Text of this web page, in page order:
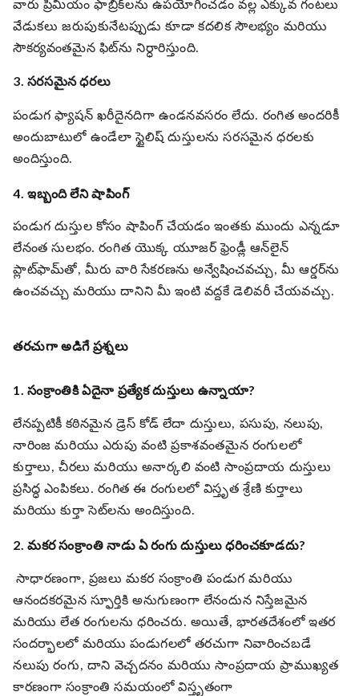
వారు ప్రీమియం ఫాబ్రిక్‌లను ఉపయోగించడం వల్ల ఎక్కువ గంటలు
వేడుకలు జరుపుకునేటప్పుడు కూడా కదలిక సౌలభ్యం మరియు
సౌకర్యవంతమైన ఫిట్‌ను నిర్ధారిస్తుంది.
3. సరసమైన ధరలు
పండుగ ఫ్యాషన్ ఖరీదైనదిగా ఉండనవసరం లేదు. రంగిత అందరికీ
అందుబాటులో ఉండేలా స్టైలిష్ దుస్తులను సరసమైన ధరలకు
అందిస్తుంది.
4. ఇబ్బంది లేని షాపింగ్
పండుగ దుస్తుల కోసం షాపింగ్ చేయడం ఇంతకు ముందు ఎన్నడూ
లేనంత సులభం. రంగిత యొక్క యూజర్ ఫ్రెండ్లీ ఆన్‌లైన్
ప్లాట్‌ఫామ్‌తో, మీరు వారి సేకరణను అన్వేషించవచ్చు, మీ ఆర్డర్‌ను
ఉంచవచ్చు మరియు దానిని మీ ఇంటి వద్దకే డెలివరీ చేయవచ్చు.
తరచుగా అడిగే ప్రశ్నలు
1. సంక్రాంతికి ఏదైనా ప్రత్యేక దుస్తులు ఉన్నాయా?
లేనప్పటికీ కఠినమైన డ్రెస్ కోడ్ లేదా దుస్తులు, పసుపు, నలుపు,
నారింజ మరియు ఎరుపు వంటి ప్రకాశవంతమైన రంగులలో
కుర్తాలు, చీరలు మరియు అనార్కలి వంటి సాంప్రదాయ దుస్తులు
ప్రసిద్ధ ఎంపికలు. రంగిత ఈ రంగులలో విస్తృత శ్రేణి కుర్తాలు
మరియు కుర్తా సెట్‌లను అందిస్తుంది.
2. మకర సంక్రాంతి నాడు ఏ రంగు దుస్తులు ధరించకూడదు?
సాధారణంగా, ప్రజలు మకర సంక్రాంతి పండుగ మరియు
ఆనందకరమైన స్ఫూర్తికి అనుగుణంగా లేనందున నిస్తేజమైన
మరియు లేత రంగులను ధరించరు. అయితే, భారతదేశంలో ఇతర
సందర్భాలలో మరియు పండుగలలో తరచుగా నివారించబడే
నలుపు రంగు, దాని వెచ్చదనం మరియు సాంప్రదాయ ప్రాముఖ్యత
కారణంగా సంక్రాంతి సమయంలో విస్తృతంగా